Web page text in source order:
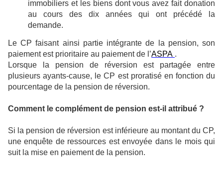
immobiliers et les biens dont vous avez fait donation
au cours des dix années qui ont précédé la
demande.
Le CP faisant ainsi partie intégrante de la pension, son
paiement est prioritaire au paiement de l’ASPA .
Lorsque la pension de réversion est partagée entre
plusieurs ayants-cause, le CP est proratisé en fonction du
pourcentage de la pension de réversion.
Comment le complément de pension est-il attribué ?
Si la pension de réversion est inférieure au montant du CP,
une enquête de ressources est envoyée dans le mois qui
suit la mise en paiement de la pension.